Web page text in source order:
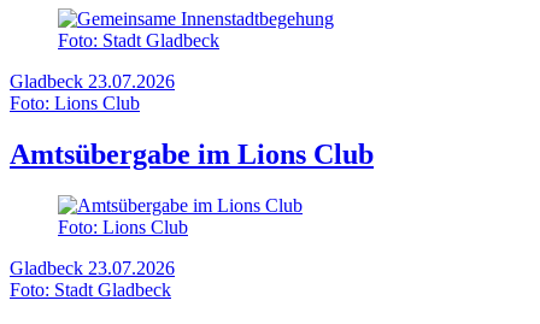
Foto: Stadt Gladbeck
Gladbeck 23.07.2026
Foto: Lions Club
Amtsübergabe im Lions Club
Foto: Lions Club
Gladbeck 23.07.2026
Foto: Stadt Gladbeck